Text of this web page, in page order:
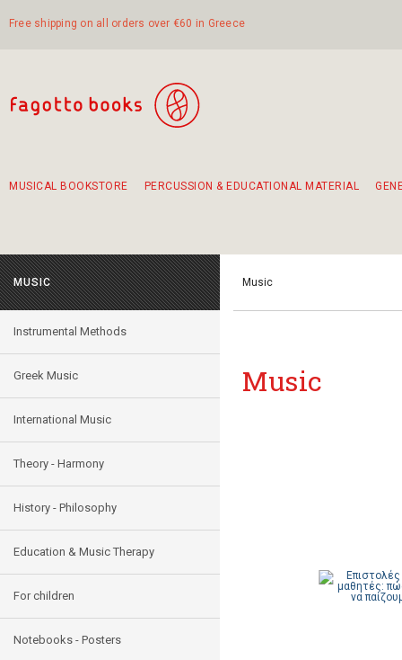
Free shipping on all orders over €60 in Greece
MUSICAL BOOKSTORE PERCUSSION & EDUCATIONAL MATERIAL
MUSIC
Instrumental Methods
Greek Music
International Music
Theory - Harmony
History - Philosophy
Education & Music Therapy
For children
Notebooks - Posters
Music
Music